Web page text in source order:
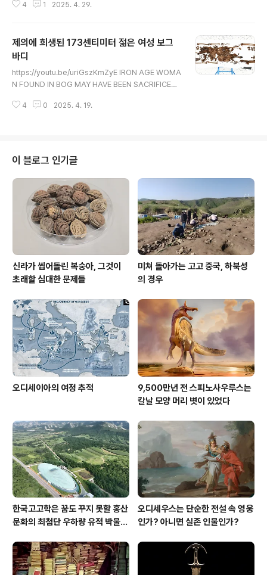
rthed the remarkably well-preserved remains o
dover bog bodies은 매혹적인 역사 한 단 면을 선사한
다.약 8,000년 전 흔적이다. 1982년 발견된 이들 유골은
고고학자들이 현재 윈도버 연못Windover Pond으로 알
려진 곳에 묻힌 168명의 놀라울 정도로 잘 ..
4 1 2025. 4. 29.
제의에 희생된 173센티미터 젊은 여성 보그
바디
https://youtu.be/uriGszKmZyE IRON AGE WOMA
N FOUND IN BOG MAY HAVE BEEN SACRIFICED
도들이 2023년 북아일랜드 런던데리 카운티County Lo
ng.com/maps?cp=54.079476%7E-4.352591&l
vl=6.7 Bing 지도여러 위치를 찾고, 환승/도보/운전 방향
을 확인하고, 실시간 교통량을 보고, 여행을 계획하고, 위
성, 공중 및 거리 이미지를 보세요. Bing 지도를 다양하게
이용하세요.w..
4 0 2025. 4. 19.
이 블로그 인기글
신라가 씹어돌린 복숭아, 그것이
초래할 심대한 문제들
미쳐 돌아가는 고고 중국, 하북성
의 경우
오디세이아의 여정 추적
9,500만년 전 스피노사우루스는
칼날 모양 머리 볏이 있었다
한국고고학은 꿈도 꾸지 못할 홍산
문화의 최첨단 우하량 유적 박물관
오디세우스는 단순한 전설 속 영웅
인가? 아니면 실존 인물인가?